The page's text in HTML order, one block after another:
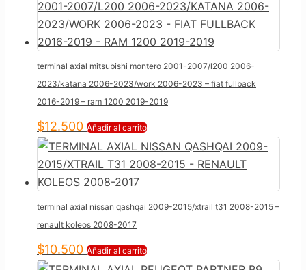
terminal axial mitsubishi montero 2001-2007/l200 2006-
2023/katana 2006-2023/work 2006-2023 – fiat fullback
2016-2019 – ram 1200 2019-2019
$12.500 Añadir al carrito
terminal axial nissan qashqai 2009-2015/xtrail t31 2008-2015 –
renault koleos 2008-2017
$10.500 Añadir al carrito